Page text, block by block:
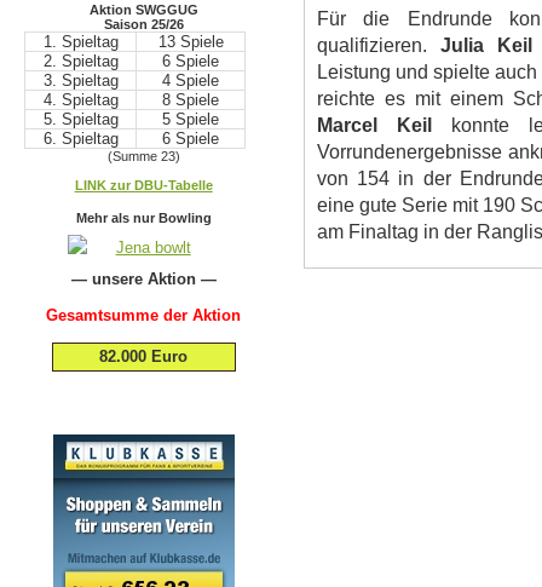
Aktion SWGGUG
Saison 25/26
1. Spieltag
13 Spiele
2. Spieltag
6 Spiele
3. Spieltag
4 Spiele
4. Spieltag
8 Spiele
5. Spieltag
5 Spiele
6. Spieltag
6 Spiele
(Summe 23)
LINK zur DBU-Tabelle
Mehr als nur Bowling
— unsere Aktion —
Gesamtsumme der Aktion
82.000 Euro
Für die Endrunde
qualifizieren. Julia Keil
Leistung und spielte
reichte es mit einem
Marcel Keil
konnte
Vorrundenergebnisse
von 154 in der
eine gute Serie mit 190
am Finaltag in der